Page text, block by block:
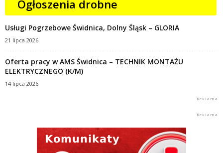
Ogłoszenia drobne
Usługi Pogrzebowe Świdnica, Dolny Śląsk – GLORIA
21 lipca 2026
Oferta pracy w AMS Świdnica – TECHNIK MONTAŻU
ELEKTRYCZNEGO (K/M)
14 lipca 2026